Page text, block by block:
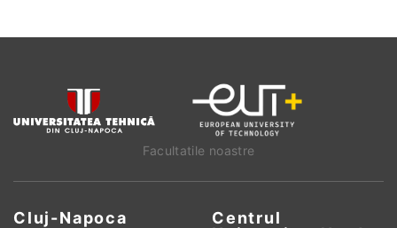
Facultatile noastre
Cluj-Napoca
Centrul